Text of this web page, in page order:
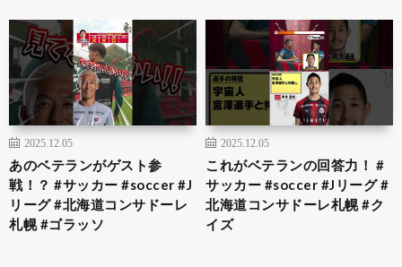
2025.12.05
あのベテランがゲスト参
戦！？ #サッカー #soccer #J
リーグ #北海道コンサドーレ
札幌 #ゴラッソ
2025.12.05
これがベテランの回答力！ #
サッカー #soccer #Jリーグ #
北海道コンサドーレ札幌 #ク
イズ